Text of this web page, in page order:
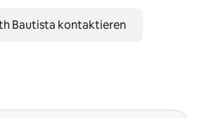
Bautista kontaktieren